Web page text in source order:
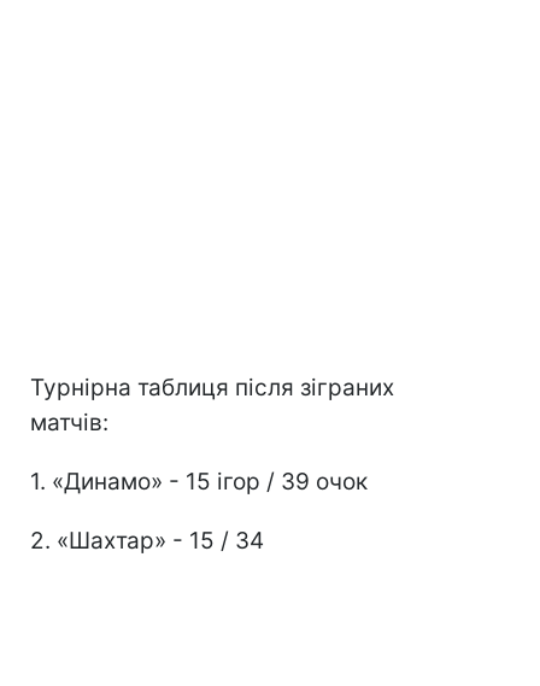
Турнірна таблиця після зіграних
матчів:
1. «Динамо» - 15 ігор / 39 очок
2. «Шахтар» - 15 / 34